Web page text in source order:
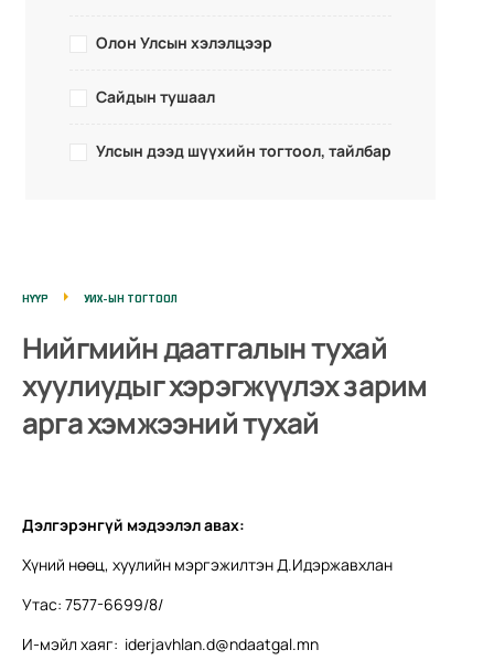
Олон Улсын хэлэлцээр
Сайдын тушаал
Улсын дээд шүүхийн тогтоол, тайлбар
НҮҮР УИХ-ЫН ТОГТООЛ
Нийгмийн даатгалын тухай
хуулиудыг хэрэгжүүлэх зарим
арга хэмжээний тухай
Дэлгэрэнгүй мэдээлэл авах:
Хүний нөөц, хуулийн мэргэжилтэн Д.Идэржавхлан
Утас: 7577-6699/8/
И-мэйл хаяг: iderjavhlan.d@ndaatgal.mn